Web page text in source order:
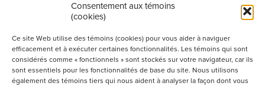
Consentement aux témoins
(cookies)
Ce site Web utilise des témoins (cookies) pour vous aider à naviguer
efficacement et à exécuter certaines fonctionnalités. Les témoins qui sont
considérés comme « fonctionnels » sont stockés sur votre navigateur, car ils
sont essentiels pour les fonctionnalités de base du site. Nous utilisons
également des témoins tiers qui nous aident à analyser la façon dont vous
Québec
POUR S’ABONNER À NOTRE INFOLETTRE